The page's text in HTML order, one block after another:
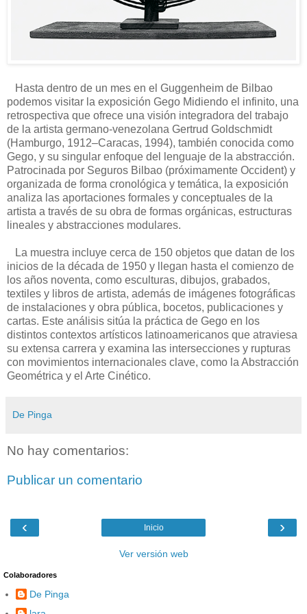
Hasta dentro de un mes en el Guggenheim de Bilbao
podemos visitar la exposición Gego Midiendo el infinito, una
retrospectiva que ofrece una visión integradora del trabajo
de la artista germano-venezolana Gertrud Goldschmidt
(Hamburgo, 1912–Caracas, 1994), también conocida como
Gego, y su singular enfoque del lenguaje de la abstracción.
Patrocinada por Seguros Bilbao (próximamente Occident) y
organizada de forma cronológica y temática, la exposición
analiza las aportaciones formales y conceptuales de la
artista a través de su obra de formas orgánicas, estructuras
lineales y abstracciones modulares.
La muestra incluye cerca de 150 objetos que datan de los
inicios de la década de 1950 y llegan hasta el comienzo de
los años noventa, como esculturas, dibujos, grabados,
textiles y libros de artista, además de imágenes fotográficas
de instalaciones y obra pública, bocetos, publicaciones y
cartas. Este análisis sitúa la práctica de Gego en los
distintos contextos artísticos latinoamericanos que atraviesa
su extensa carrera y examina las intersecciones y rupturas
con movimientos internacionales clave, como la Abstracción
Geométrica y el Arte Cinético.
De Pinga
No hay comentarios:
Publicar un comentario
‹ ›
Inicio
Ver versión web
Colaboradores
De Pinga